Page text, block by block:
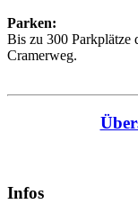
Parken:
Bis zu 300 Parkplätze
Cramerweg.
Infos